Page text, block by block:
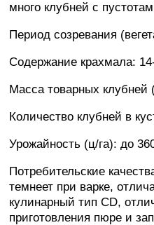
много клубней с
Период созревания
Содержание крахмала:
Масса товарных клубней
Количество клубней в
Урожайность (ц/га): до
Потребительские
темнеет при варке,
кулинарный тип CD,
приготовления пюре и